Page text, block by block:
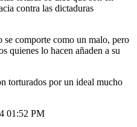
contra las dictaduras
se comporte como un malo, pero
quienes lo hacen añaden a su
torturados por un ideal mucho
01:52 PM